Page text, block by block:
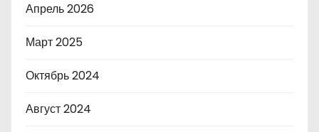
Апрель 2026
Март 2025
Октябрь 2024
Август 2024